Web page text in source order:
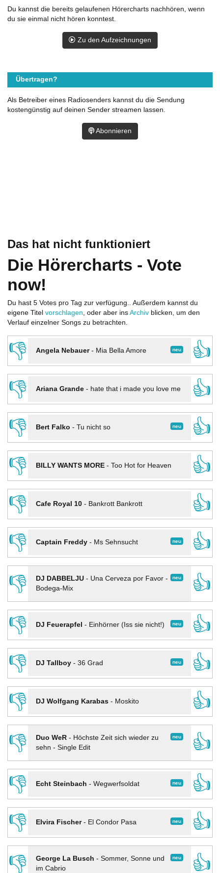
Das hat nicht funktioniert
Die Hörercharts - Vote
now!
Du hast 5 Votes pro Tag zur verfügung.. Außerdem kannst du
eigene Titel vorschlagen, oder aber ins Archiv blicken, um den
Verlauf einzelner Songs zu betrachten.
👎 neu
Angela Nebauer- Mia Bella Amore
👍
👎
Ariana Grande- hate that i made you love me
👍
👎
neu
Bert Falko - Tu nicht so
👍
👎
BILLY WANTS MORE- Too Hot for Heaven
👍
👎
Cafe Royal 10- Bankrott Bankrott
👍
👎
neu
Captain Freddy- Ms Sehnsucht
👍
👎
neu
DJ DABBELJU- Una Cerveza por Favor -
Bodega-Mix
👍
👎
neu
DJ Feuerapfel - Einhörner (Iss sie nicht!)
👍
👎
neu
DJ Tallboy- 36 Grad
👍
👎
DJ Wolfgang Karabas- Moskito
👍
👎
neu
Duo WeR- Höchste Zeit sich wieder zu
sehn - Single Edit
👍
👎
neu
Echt Steinbach - Wegwerfsoldat
👍
👎
neu
Elvira Fischer- El Condor Pasa
👍
👎
neu
George La Busch - Sommer, Sonne und
im Cabrio
👍
Du kannst die bereits gelaufenen Hörercharts nachhören, wenn
du sie einmal nicht hören konntest.
Zu den Aufzeichnungen
Übertragen?
Als Betreiber eines Radiosenders kannst du die Sendung
kostengünstig auf deinen Sender streamen lassen.
Abonnieren